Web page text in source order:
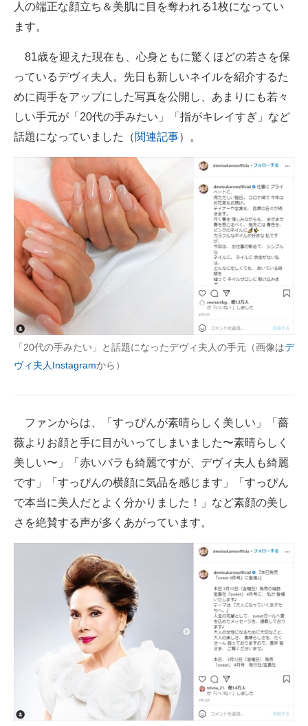
エレクトロニクス専門サイト
電子設計の基本と応用
建設×テクノロジーの最前線
ちょっと気になるネットの話題
人の端正な顔立ち＆美肌に目を奪われる1枚になってい
ます。
81歳を迎えた現在も、心身ともに驚くほどの若さを保
っているデヴィ夫人。先日も新しいネイルを紹介するた
めに両手をアップにした写真を公開し、あまりにも若々
しい手元が「20代の手みたい」「指がキレイすぎ」など
話題になっていました（関連記事）。
「20代の手みたい」と話題になったデヴィ夫人の手元（画像はデ
ヴィ夫人Instagramから）
ファンからは、「すっぴんが素晴らしく美しい」「薔
薇よりお顔と手に目がいってしまいました〜素晴らしく
美しい〜」「赤いバラも綺麗ですが、デヴィ夫人も綺麗
です」「すっぴんの横顔に気品を感じます」「すっぴん
で本当に美人だとよく分かりました！」など素顔の美し
さを絶賛する声が多くあがっています。